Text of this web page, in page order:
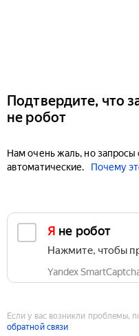
Подтвердите, что
не робот
Нам очень жаль, но запросы
автоматические.
Почему
Я не робот
Нажмите, чтобы
Yandex
Если у вас возникли проблемы,
обратной связи